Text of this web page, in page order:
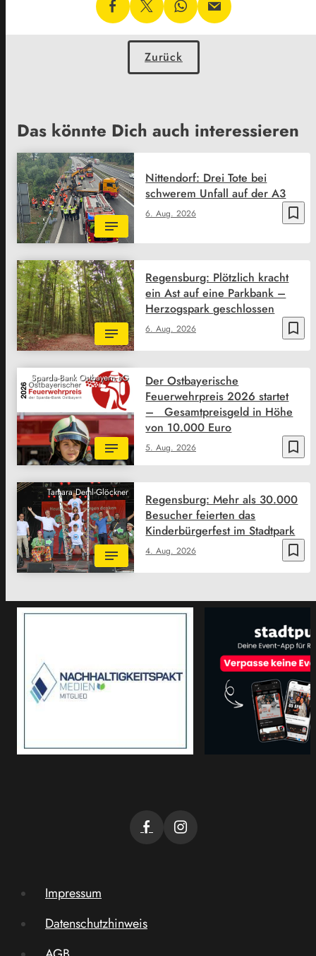
Zurück
Das könnte Dich auch interessieren
bookmark_border
6. Aug. 2026
Nittendorf: Drei Tote bei
schwerem Unfall auf der A3
bookmark_border
6. Aug. 2026
Regensburg: Plötzlich kracht
ein Ast auf eine Parkbank –
Herzogspark geschlossen
Sparda-Bank Ostbayern eG
bookmark_border
5. Aug. 2026
Der Ostbayerische
Feuerwehrpreis 2026 startet
– Gesamtpreisgeld in Höhe
von 10.000 Euro
Tamara Deml-Glöckner
bookmark_border
4. Aug. 2026
Regensburg: Mehr als 30.000
Besucher feierten das
Kinderbürgerfest im Stadtpark
Impressum
Datenschutzhinweis